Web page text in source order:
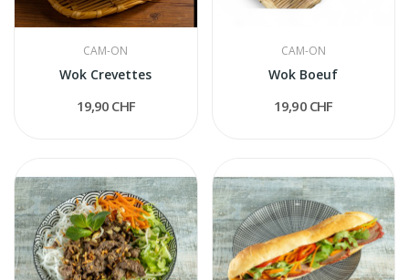
CAM-ON
Wok Crevettes
19,90 CHF
CAM-ON
Wok Boeuf
19,90 CHF